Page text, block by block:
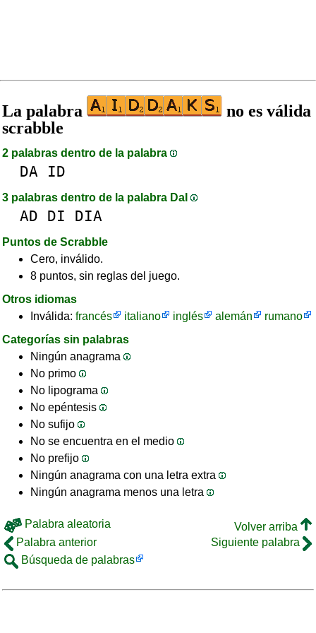
La palabra
no es válida
scrabble
2 palabras dentro de la palabra
DA ID
3 palabras dentro de la palabra DaI
AD DI DIA
Puntos de Scrabble
Cero, inválido.
8 puntos, sin reglas del juego.
Otros idiomas
Inválida: francés italiano inglés alemán
rumano
Categorías sin palabras
Ningún anagrama
No primo
No lipograma
No epéntesis
No sufijo
No se encuentra en el medio
No prefijo
Ningún anagrama con una letra extra
Ningún anagrama menos una letra
Palabra aleatoria
Volver arriba
Palabra anterior
Siguiente palabra
Búsqueda de palabras